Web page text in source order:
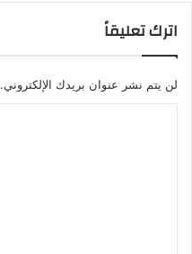
اترك تعليقاً
لن يتم نشر عنوان بريدك الإلكتروني.